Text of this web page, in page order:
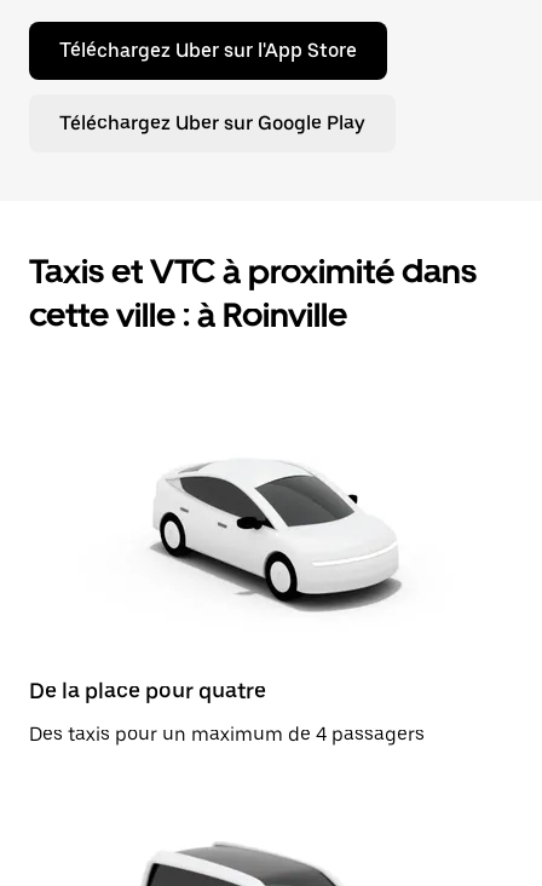
Téléchargez Uber sur l'App Store
Téléchargez Uber sur Google Play
Taxis et VTC à proximité dans
cette ville : à Roinville
De la place pour quatre
Des taxis pour un maximum de 4 passagers